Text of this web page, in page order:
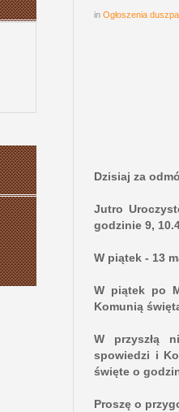
in Ogłoszenia
Dzisiaj za
Jutro
godzinie 9,
W piątek - 13
W piątek po
Komunią
W przyszłą
spowiedzi i
święte o
Proszę o